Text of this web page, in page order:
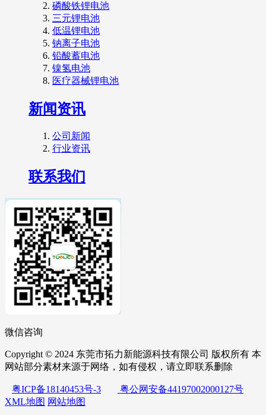
磷酸铁锂电池
三元锂电池
低温锂电池
钠离子电池
铅酸蓄电池
镍氢电池
医疗器械锂电池
新闻资讯
公司新闻
行业资讯
联系我们
微信咨询
Copyright © 2024 东莞市拓力新能源科技有限公司 版权所有 本
网站部分素材来源于网络，如有侵权，请立即联系删除
粤ICP备18140453号-3
粤公网安备44197002000127号
XML地图 网站地图